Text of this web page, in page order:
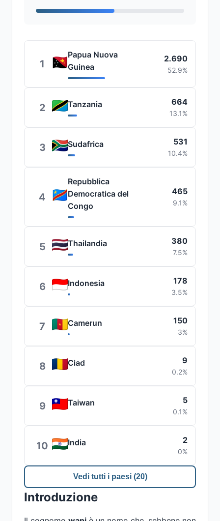
1
Papua Nuova
Guinea
2.690
52.9%
2 Tanzania 664
13.1%
3 Sudafrica 531
10.4%
4
Repubblica
Democratica del
Congo
465
9.1%
5 Thailandia 380
7.5%
6 Indonesia 178
3.5%
7 Camerun 150
3%
8 Ciad 9
0.2%
9 Taiwan 5
0.1%
10 India 2
0%
Vedi tutti i paesi (20)
Introduzione